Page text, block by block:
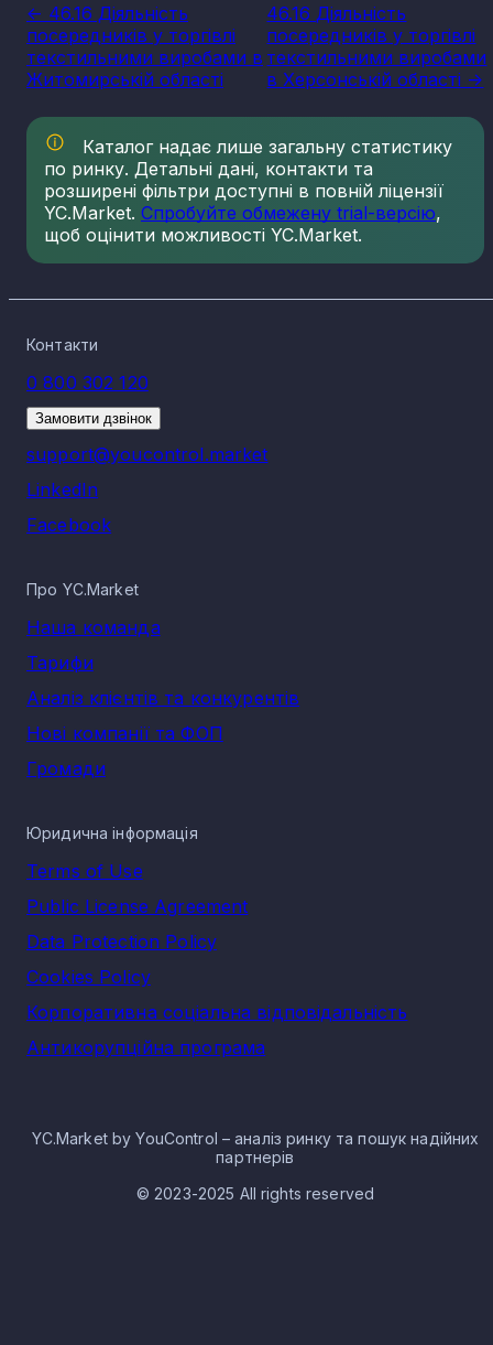
<- 46.16 Діяльність
посередників у торгівлі
текстильними виробами в
Житомирській області
46.16 Діяльність
посередників у торгівлі
текстильними виробами
в Херсонській області ->
Каталог надає лише загальну статистику
по ринку. Детальні дані, контакти та
розширені фільтри доступні в повній ліцензії
YC.Market. Спробуйте обмежену trial-версію,
щоб оцінити можливості YC.Market.
Контакти
0 800 302 120
Замовити дзвінок
support@youcontrol.market
LinkedIn
Facebook
Про YC.Market
Наша команда
Тарифи
Аналіз клієнтів та конкурентів
Нові компанії та ФОП
Громади
Юридична інформація
Terms of Use
Public License Agreement
Data Protection Policy
Cookies Policy
Корпоративна соціальна відповідальність
Антикорупційна програма
YC.Market by YouControl – аналіз ринку та пошук надійних
партнерів
© 2023-2025 All rights reserved